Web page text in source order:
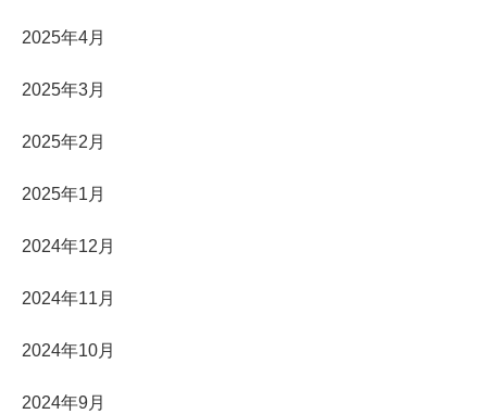
2025年4月
2025年3月
2025年2月
2025年1月
2024年12月
2024年11月
2024年10月
2024年9月